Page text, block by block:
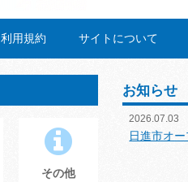
利用規約 サイトについて
その他
お知らせ
2026.07.03
日進市オ